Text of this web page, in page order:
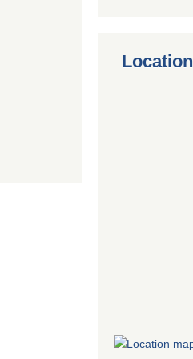
Location